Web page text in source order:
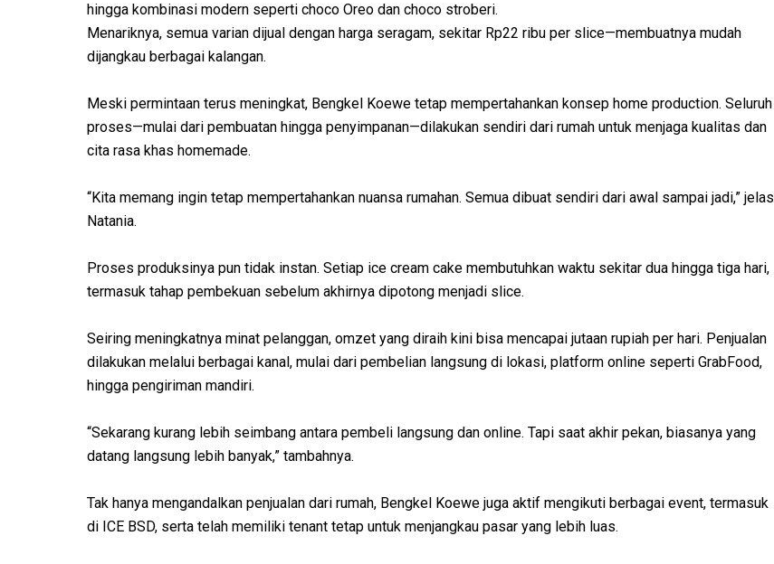
hingga kombinasi modern seperti choco Oreo dan choco stroberi.
Menariknya, semua varian dijual dengan harga seragam, sekitar Rp22 ribu per slice—membuatnya mudah
dijangkau berbagai kalangan.
Meski permintaan terus meningkat, Bengkel Koewe tetap mempertahankan konsep home production. Seluruh
proses—mulai dari pembuatan hingga penyimpanan—dilakukan sendiri dari rumah untuk menjaga kualitas dan
cita rasa khas homemade.
“Kita memang ingin tetap mempertahankan nuansa rumahan. Semua dibuat sendiri dari awal sampai jadi,” jelas
Natania.
Proses produksinya pun tidak instan. Setiap ice cream cake membutuhkan waktu sekitar dua hingga tiga hari,
termasuk tahap pembekuan sebelum akhirnya dipotong menjadi slice.
Seiring meningkatnya minat pelanggan, omzet yang diraih kini bisa mencapai jutaan rupiah per hari. Penjualan
dilakukan melalui berbagai kanal, mulai dari pembelian langsung di lokasi, platform online seperti GrabFood,
hingga pengiriman mandiri.
“Sekarang kurang lebih seimbang antara pembeli langsung dan online. Tapi saat akhir pekan, biasanya yang
datang langsung lebih banyak,” tambahnya.
Tak hanya mengandalkan penjualan dari rumah, Bengkel Koewe juga aktif mengikuti berbagai event, termasuk
di ICE BSD, serta telah memiliki tenant tetap untuk menjangkau pasar yang lebih luas.